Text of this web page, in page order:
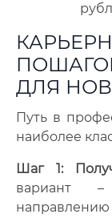
ДЛЯ
Путь в
наиболее
Шаг 1:
вариант